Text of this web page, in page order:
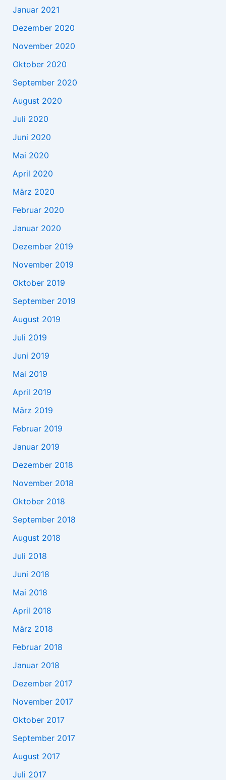
Januar 2021
Dezember 2020
November 2020
Oktober 2020
September 2020
August 2020
Juli 2020
Juni 2020
Mai 2020
April 2020
März 2020
Februar 2020
Januar 2020
Dezember 2019
November 2019
Oktober 2019
September 2019
August 2019
Juli 2019
Juni 2019
Mai 2019
April 2019
März 2019
Februar 2019
Januar 2019
Dezember 2018
November 2018
Oktober 2018
September 2018
August 2018
Juli 2018
Juni 2018
Mai 2018
April 2018
März 2018
Februar 2018
Januar 2018
Dezember 2017
November 2017
Oktober 2017
September 2017
August 2017
Juli 2017